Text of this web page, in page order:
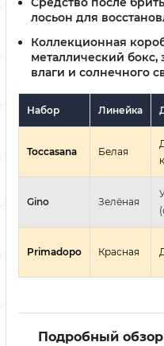
лосьон для
Коллекционная
металлический
влаги и солнечного
Набор Линейка
Toccasana Белая
Gino Зелёная
Primadopo Красная
Подробный